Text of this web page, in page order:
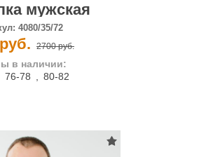
мужская
4080/35/72
2700 руб.
в наличии:
76-78 80-82